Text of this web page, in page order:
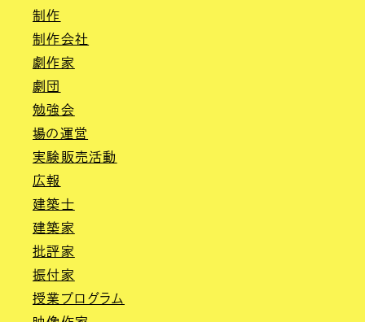
制作
制作会社
劇作家
劇団
勉強会
場の運営
実験販売活動
広報
建築士
建築家
批評家
振付家
授業プログラム